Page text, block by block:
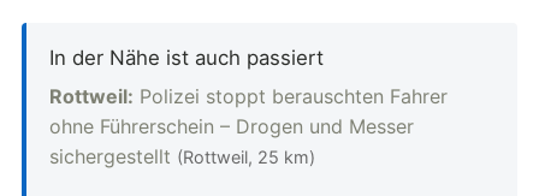
In der Nähe ist auch passiert
Rottweil: Polizei stoppt berauschten Fahrer
ohne Führerschein – Drogen und Messer
sichergestellt (Rottweil, 25 km)